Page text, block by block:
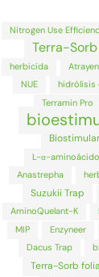
Nitrogen Use
Terra-Sorb
herbicida
NUE
hidrólisis
Terramin Pro
L-α-
Anastrepha
Suzukii Trap
AminoQuelant-K
MIP
Enzyneer
Dacus Trap
Terra-Sorb